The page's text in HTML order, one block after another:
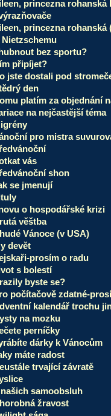
princezna rohanská
princezna rohanská
Nietzschemu
bez sportu?
připíjet?
jste dostali pod
den
platím za objednání
na nejčastější téma
pro mistra
vás
shon
se jmenují
o hospodářské krizi
věštba
Vánoce (v USA)
devět
prosím o radu
s bolestí
byste se?
počítačově zdatné-
kalendář trochu
na mozku
perníčky
dárky k Vánocům
máte radost
trvající závratě
samoobsluh
žravost